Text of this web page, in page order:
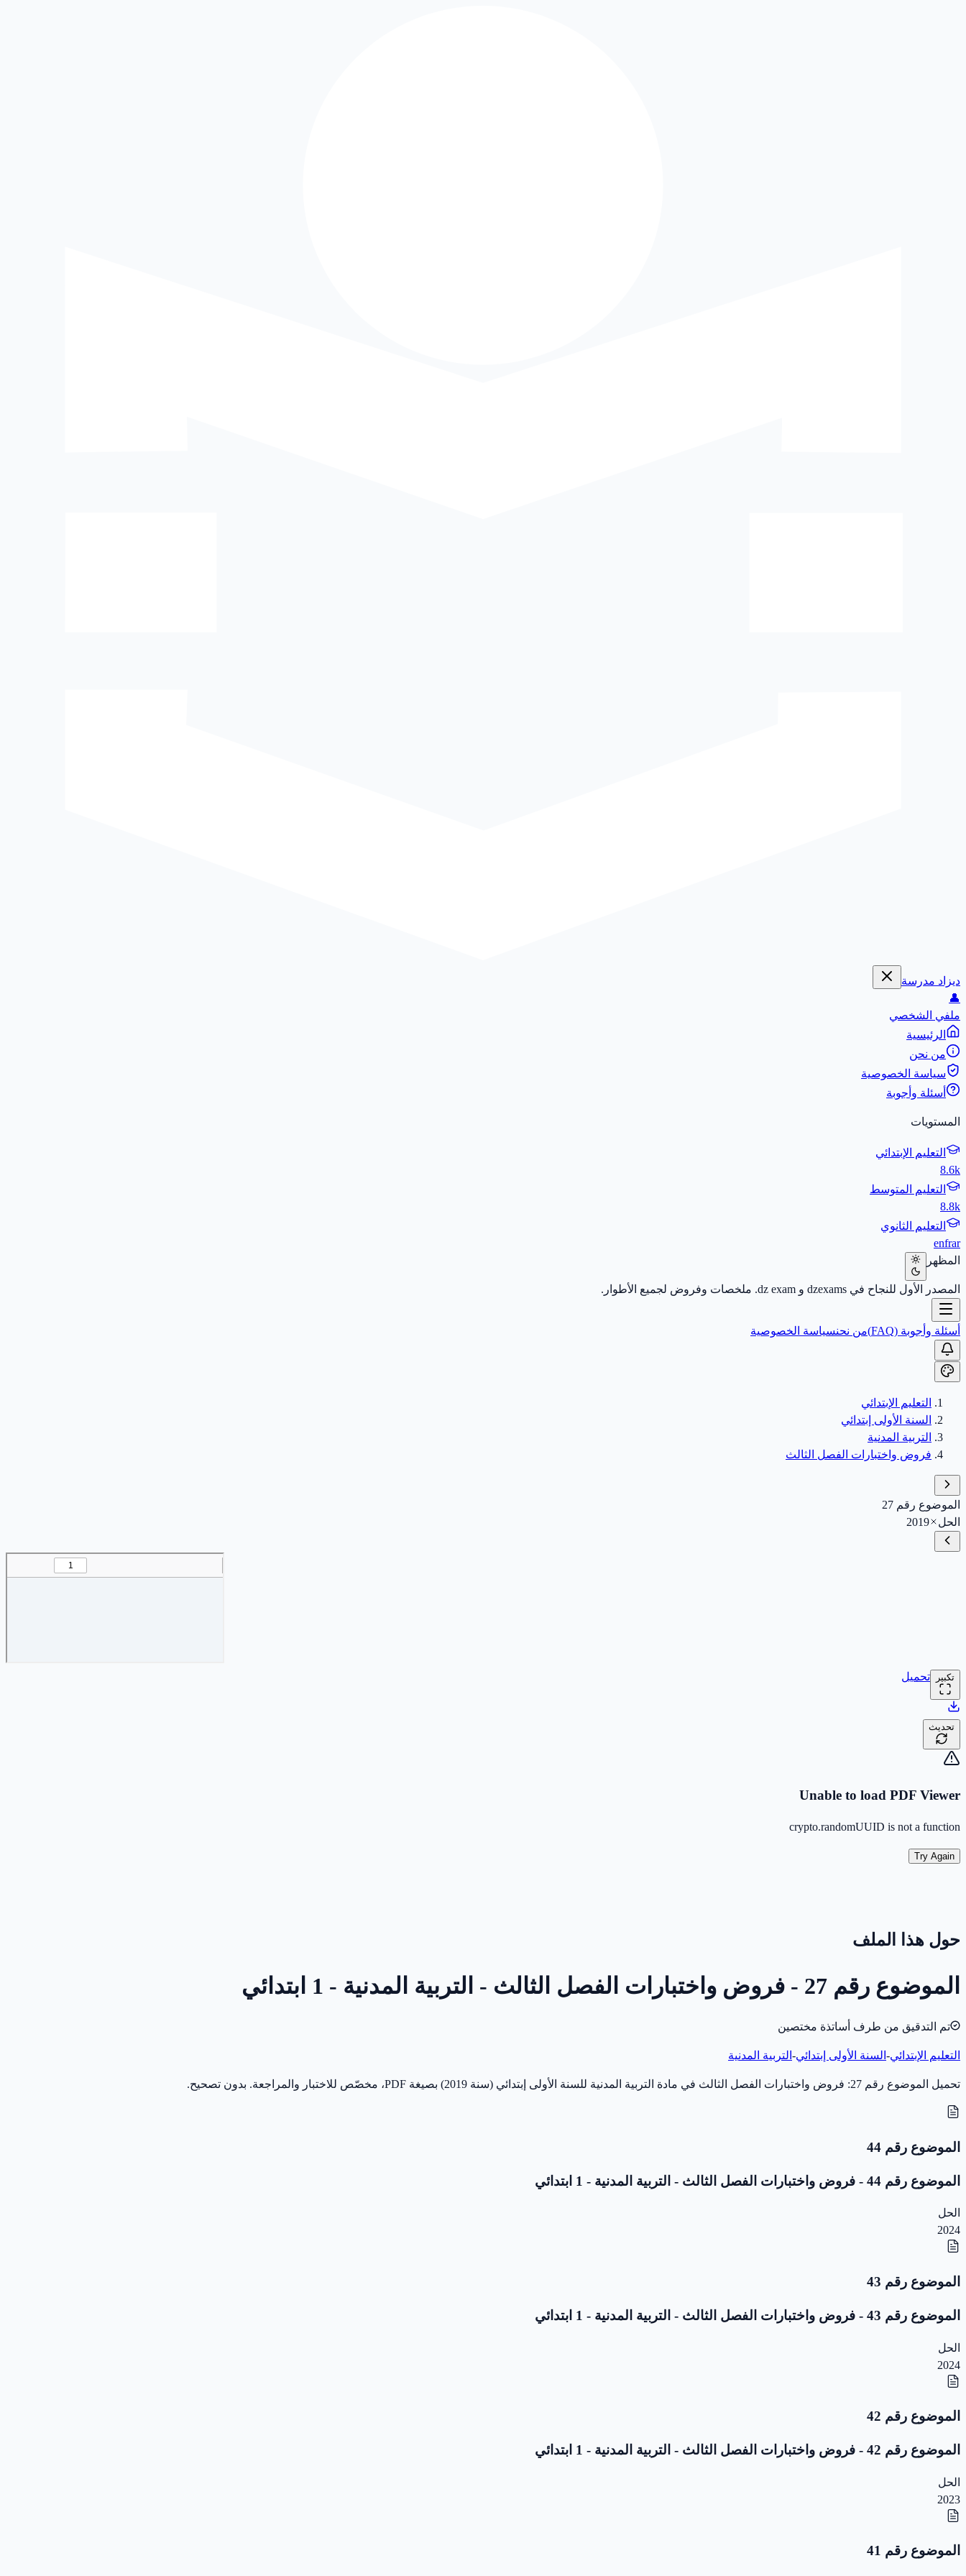
ديزاد مدرسة
👤
ملفي الشخصي
الرئيسية
من نحن
سياسة الخصوصية
أسئلة وأجوبة
المستويات
التعليم الإبتدائي
8.6k
التعليم المتوسط
8.8k
التعليم الثانوي
enfrar
المظهر
المصدر الأول للنجاح في dzexams و dz exam. ملخصات وفروض لجميع الأطوار.
أسئلة وأجوبة (FAQ) من نحنسياسة الخصوصية
التعليم الإبتدائي
السنة الأولى إبتدائي
التربية المدنية
فروض واختبارات الفصل الثالث
الموضوع رقم 27
الحل
2019
تكبير تحميل
تحديث
Unable to load PDF Viewer
crypto.randomUUID is not a function
Try Again
حول هذا الملف
الموضوع رقم 27 - فروض واختبارات الفصل الثالث - التربية المدنية - 1 ابتدائي
تم التدقيق من طرف أساتذة مختصين
التعليم الإبتدائي- السنة الأولى إبتدائي- التربية المدنية
تحميل الموضوع رقم 27: فروض واختبارات الفصل الثالث في مادة التربية المدنية للسنة الأولى إبتدائي (سنة 2019) بصيغة PDF، مخصّص للاختبار والمراجعة. بدون تصحيح.
الموضوع رقم 44
الموضوع رقم 44 - فروض واختبارات الفصل الثالث - التربية المدنية - 1 ابتدائي
الحل
2024
الموضوع رقم 43
الموضوع رقم 43 - فروض واختبارات الفصل الثالث - التربية المدنية - 1 ابتدائي
الحل
2024
الموضوع رقم 42
الموضوع رقم 42 - فروض واختبارات الفصل الثالث - التربية المدنية - 1 ابتدائي
الحل
2023
الموضوع رقم 41